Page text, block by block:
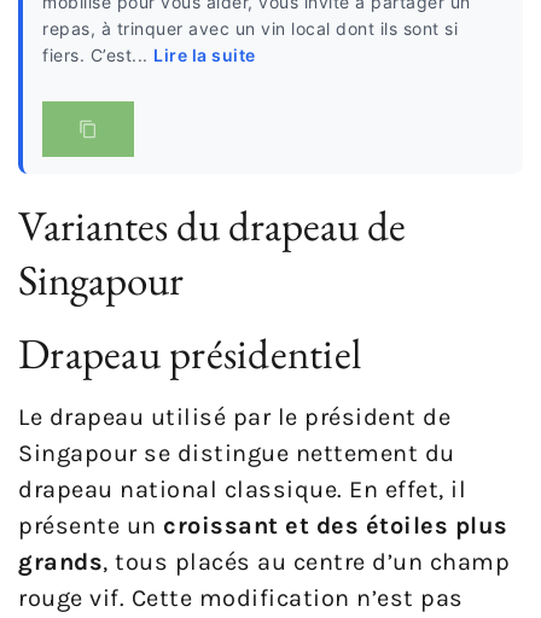
repas, à trinquer avec un vin local dont ils sont si
fiers. C’est... Lire la suite
Variantes du drapeau de
Singapour
Drapeau présidentiel
Le drapeau utilisé par le président de
Singapour se distingue nettement du
drapeau national classique. En effet, il
présente un croissant et des étoiles plus
grands, tous placés au centre d’un champ
rouge vif. Cette modification n’est pas